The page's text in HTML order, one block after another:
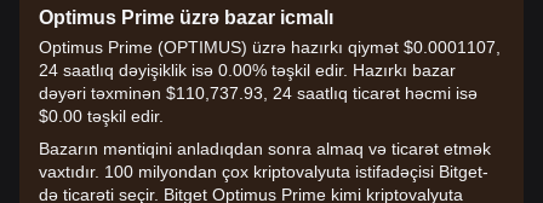
Optimus Prime üzrə bazar icmalı
Optimus Prime (OPTIMUS) üzrə hazırkı qiymət $0.0001107,
24 saatlıq dəyişiklik isə 0.00% təşkil edir. Hazırkı bazar
dəyəri təxminən $110,737.93, 24 saatlıq ticarət həcmi isə
$0.00 təşkil edir.
Bazarın məntiqini anladıqdan sonra almaq və ticarət etmək
vaxtıdır. 100 milyondan çox kriptovalyuta istifadəçisi Bitget-
də ticarəti seçir. Bitget Optimus Prime kimi kriptovalyuta